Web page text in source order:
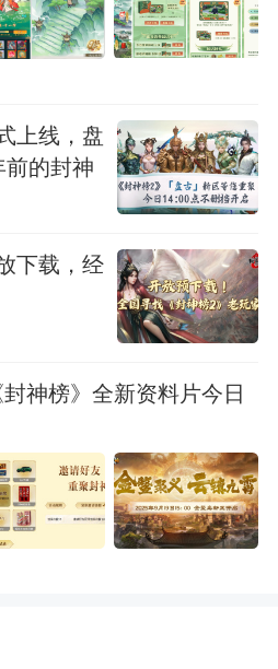
上线，盘
的封神
下载，经
神榜》全新资料片今日